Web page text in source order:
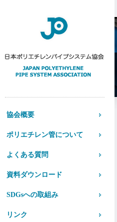
協会概要
ポリエチレン管について
よくある質問
資料ダウンロード
SDGsへの取組み
リンク